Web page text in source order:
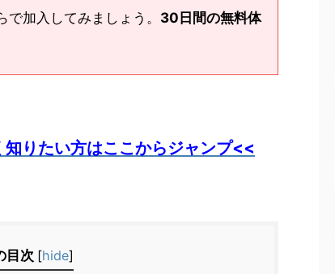
加入してみましょう。 30日間の無料体
りたい方はここからジャンプ<<
目次 [hide]